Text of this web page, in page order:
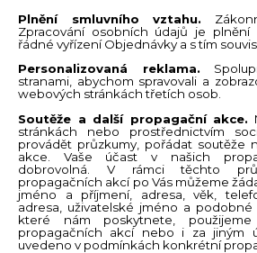
Plnění smluvního vztahu.
Zpracování osobních údajů je plnění
řádné vyřízení Objednávky a s tím
Personalizovaná reklama.
stranami, abychom spravovali a
webových stránkách třetích osob.
Soutěže a další propagační akce.
stránkách nebo prostřednictvím
provádět průzkumy, pořádat soutěže
akce. Vaše účast v našich
dobrovolná. V rámci těchto
propagačních akcí po Vás můžeme
jméno a příjmení, adresa, věk,
adresa, uživatelské jméno a podobné
které nám poskytnete,
propagačních akcí nebo i za jiným
uvedeno v podmínkách konkrétní